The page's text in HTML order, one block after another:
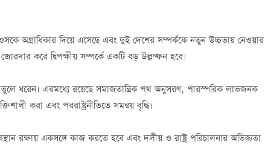
অগ্রাধিকার দিয়ে এসেছে এবং দুই দেশের সম্পর্ককে নতুন উচ্চতায় নেওয়ার
করে দ্বিপক্ষীয় সম্পর্কে একটি বড় উল্লম্ফন হবে।
তুলে ধরেন। এরমধ্যে রয়েছে সমাজতান্ত্রিক পথ অনুসরণ, পারস্পরিক লাভজনক
করা এবং পররাষ্ট্রনীতিতে সমন্বয় বৃদ্ধি।
রক্ষায় একসঙ্গে কাজ করতে হবে এবং দলীয় ও রাষ্ট্র পরিচালনার অভিজ্ঞতা